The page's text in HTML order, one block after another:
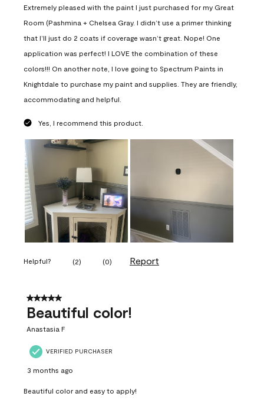
Extremely pleased with the paint I just purchased for my Great
Room (Pashmina + Chelsea Gray. I didn’t use a primer thinking
that I’ll just do 2 coats if coverage wasn’t great. Nope! One
application was perfect! I LOVE the combination of these
colors!!! On another note, I love going to Spectrum Paints in
Knightdale to purchase my paint and supplies. They are friendly,
accommodating and helpful.
Yes, I recommend this product.
Helpful? (2) (0) Report
5 out of 5 stars.
Beautiful color!
Anastasia F
VERIFIED PURCHASER
3 months ago
Beautiful color and easy to apply!